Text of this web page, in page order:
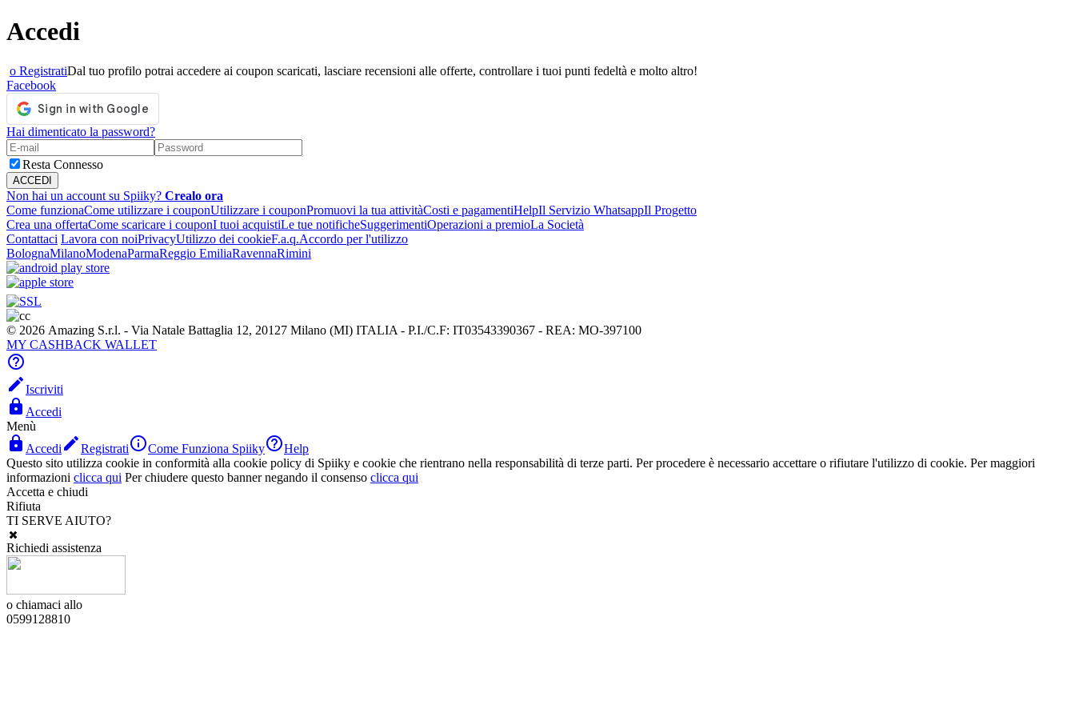
Accedi
o RegistratiDal tuo profilo potrai accedere ai coupon scaricati, lasciare recensioni alle offerte, controllare i tuoi punti fedeltà e molto altro!
Facebook
Hai dimenticato la password?
Resta Connesso
Non hai un account su Spiiky? Crealo ora
Come funzionaCome utilizzare i couponUtilizzare i couponPromuovi la tua attivitàCosti e pagamentiHelpIl Servizio WhatsappIl Progetto
Crea una offertaCome scaricare i couponI tuoi acquistiLe tue notificheSuggerimentiOperazioni a premioLa Società
Contattaci Lavora con noiPrivacyUtilizzo dei cookieF.a.q.Accordo per l'utilizzo
BolognaMilanoModenaParmaReggio EmiliaRavennaRimini
© 2026 Amazing S.r.l. - Via Natale Battaglia 12, 20127 Milano (MI) ITALIA - P.I./C.F: IT03543390367 - REA: MO-397100
MY CASHBACK WALLET

Iscriviti
 Accedi
Menù
 Accedi RegistratiCome Funziona SpiikyHelp
Questo sito utilizza cookie in conformità alla cookie policy di Spiiky e cookie che rientrano nella responsabilità di terze parti. Per procedere è necessario accettare o rifiutare l'utilizzo di cookie. Per maggiori
informazioni clicca qui Per chiudere questo banner negando il consenso clicca qui
Accetta e chiudi
Rifiuta
TI SERVE AIUTO?
Richiedi assistenza
o chiamaci allo
0599128810